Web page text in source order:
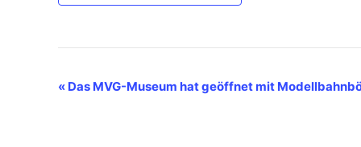
Veranstaltung-
« Das MVG-Museum hat geöffnet mit